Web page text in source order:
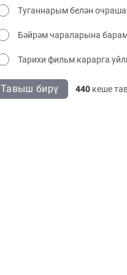
Туганнарым белән
Бәйрәм чараларына
Тарихи фильм карарга
Тавыш бирү 440 кеше